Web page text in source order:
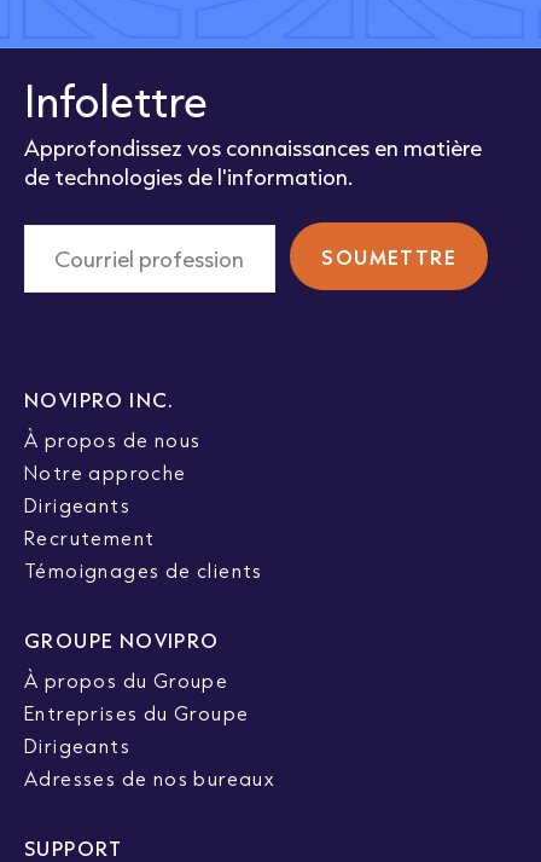
Infolettre
Approfondissez vos connaissances en matière
de technologies de l'information.
NOVIPRO INC.
À propos de nous
Notre approche
Dirigeants
Recrutement
Témoignages de clients
GROUPE NOVIPRO
À propos du Groupe
Entreprises du Groupe
Dirigeants
Adresses de nos bureaux
SUPPORT